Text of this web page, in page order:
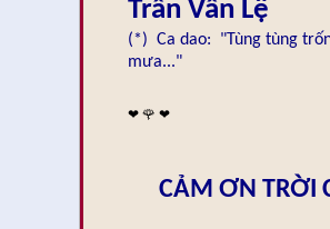
Trần Vấn Lệ
(*) Ca dao: "Tùng tùng
mưa..."
❤ 🌹 ❤
CẢM ƠN TRỜI